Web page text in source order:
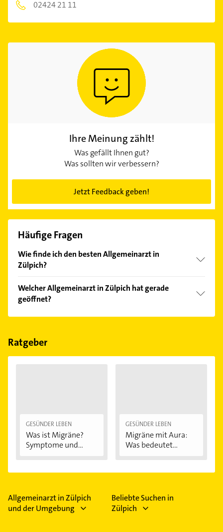
02424 21 11
Ihre Meinung zählt!
Was gefällt Ihnen gut?
Was sollten wir verbessern?
Jetzt Feedback geben!
Häufige Fragen
Wie finde ich den besten Allgemeinarzt in
Zülpich?
Kundenmeinungen und profitieren Sie von den
Empfehlungen. Die Suchergebnisse können Sie sich
einfach nachBewertungensortiert anzeigen lassen.
Welcher Allgemeinarzt in Zülpich hat gerade
geöffnet?
Im Anbieter-Bereich finden Sie alleÖffnungszeiten.
Feiertagen abweichen können.
Ratgeber
GESÜNDER LEBEN
Was ist Migräne?
Symptome und...
GESÜNDER LEBEN
Migräne mit Aura:
Was bedeutet...
Allgemeinarzt in Zülpich
und der Umgebung
Beliebte Suchen in
Zülpich